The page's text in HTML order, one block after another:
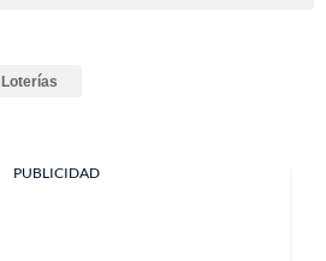
Loterías
PUBLICIDAD